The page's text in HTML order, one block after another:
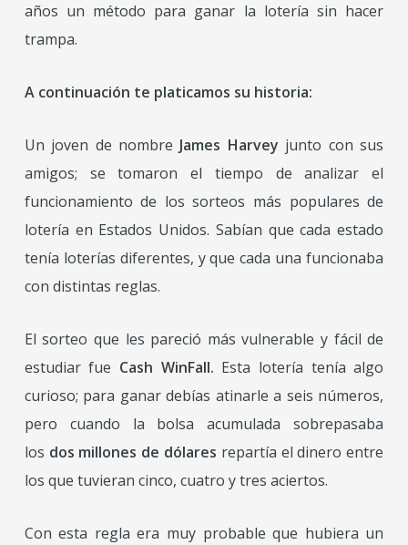
años un método para ganar la lotería sin hacer
trampa.
A continuación te platicamos su historia:
Un joven de nombre James Harvey junto con sus
amigos; se tomaron el tiempo de analizar el
funcionamiento de los sorteos más populares de
lotería en Estados Unidos. Sabían que cada estado
tenía loterías diferentes, y que cada una funcionaba
con distintas reglas.
El sorteo que les pareció más vulnerable y fácil de
estudiar fue Cash WinFall. Esta lotería tenía algo
curioso; para ganar debías atinarle a seis números,
pero cuando la bolsa acumulada sobrepasaba
los dos millones de dólares repartía el dinero entre
los que tuvieran cinco, cuatro y tres aciertos.
Con esta regla era muy probable que hubiera un